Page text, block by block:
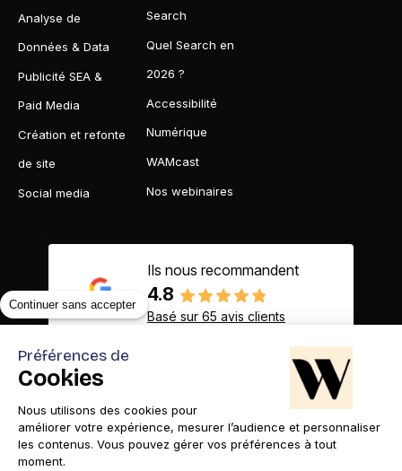
Analyse de
Données & Data
Publicité SEA &
Paid Media
Création et refonte
de site
Social media
Search
Quel Search en
2026 ?
Accessibilité
Numérique
WAMcast
Nos webinaires
Ils nous recommandent
4.8
Basé sur 65 avis clients
Contact Appelez-nous
Continuer sans accepter
Préférences de
Cookies
Nous utilisons des cookies pour
améliorer votre expérience, mesurer l’audience et personnaliser
les contenus. Vous pouvez gérer vos préférences à tout
moment.